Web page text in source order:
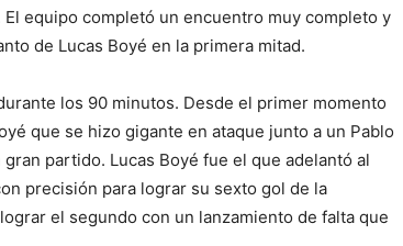
El equipo completó un encuentro muy completo y
de Lucas Boyé en la primera mitad.
los 90 minutos. Desde el primer momento
que se hizo gigante en ataque junto a un Pablo
partido. Lucas Boyé fue el que adelantó al
precisión para lograr su sexto gol de la
el segundo con un lanzamiento de falta que